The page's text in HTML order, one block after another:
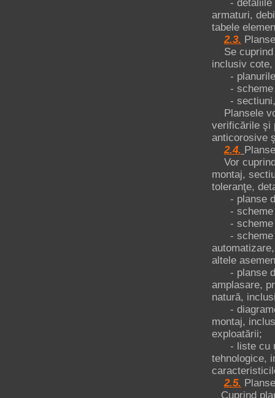
- detaliile
armaturi,
tabele
2.3.
Se cuprind
inclusiv
- planurile
- scheme
- sectiuni,
Plansele
verificările şi
anticorosive
2.4.
Vor
montaj,
toleranţe,
- planse
- scheme
- scheme
- scheme
altele
- planse de
amplasare,
natură,
-
montaj,
exploatării;
- liste cu
tehnologice,
2.5.
Cuprind